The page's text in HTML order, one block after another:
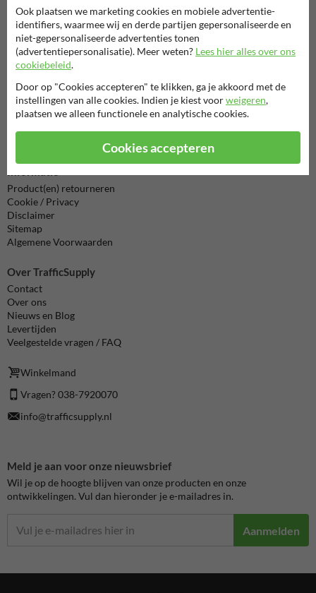
038-7920070 bereikbaar tot 17.00
Chat met ons online
Alle contactgegevens
Product(en) retourneren
Cookie / Privacy
Disclaimer
Sitemap
Algemene Voorwaarden
Over TrafficSupply
Contact
Over ons
Nieuws en Blog
Levertijden
Veelgestelde vragen / FAQ
Winkelmand
Vragen? 038-7920070
info@trafficsupply.nl
Meld je aan voor onze nieuwsbrief
Wil je op de hoogte blijven van onze producten en onze
ontwikkelingen. Vul dan hieronder je e-mailadres in.
Aanmelden
Ook plaatsen we marketing cookies en mobiele advertentie-
identifiers, waarmee wij en derde partijen gepersonaliseerde en
niet-gepersonaliseerde advertenties tonen
(advertentiepersonalisatie). Meer weten? Lees hier alles over ons
cookiebeleid.
Door op "Cookies accepteren" te klikken, ga je akkoord met de
instellingen van alle cookies. Indien je kiest voorweigeren,
plaatsen we alleen functionele en analytische cookies.
Cookies accepteren